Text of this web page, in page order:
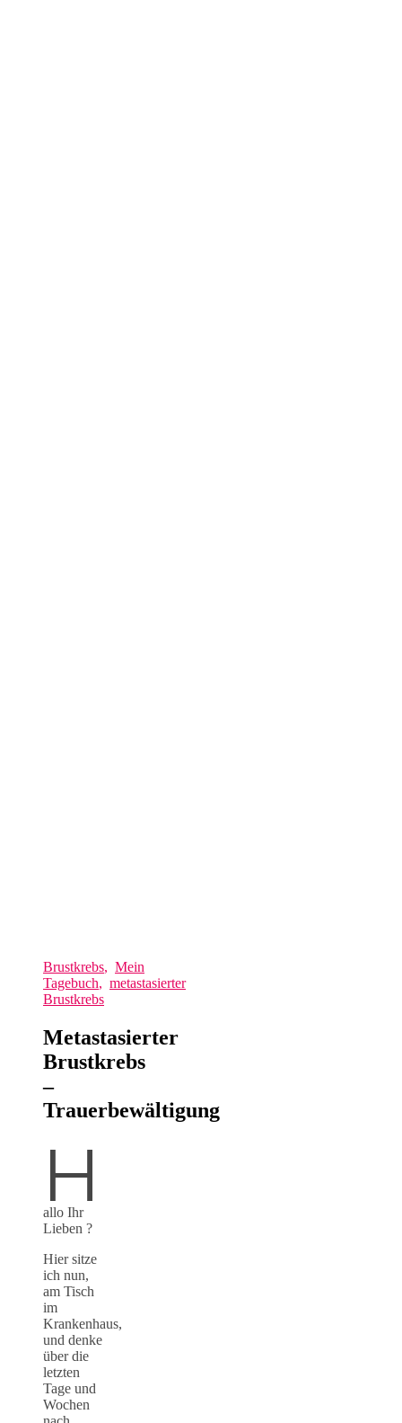
Brustkrebs, Mein
Tagebuch, metastasierter
Brustkrebs
Metastasierter
Brustkrebs
–
Trauerbewältigung
H
allo Ihr
Lieben ?
Hier sitze
ich nun,
am Tisch
im
Krankenhaus,
und denke
über die
letzten
Tage und
Wochen